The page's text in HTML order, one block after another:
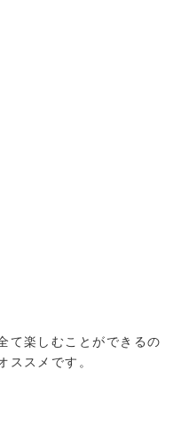
て楽しむことができるの
ススメです。